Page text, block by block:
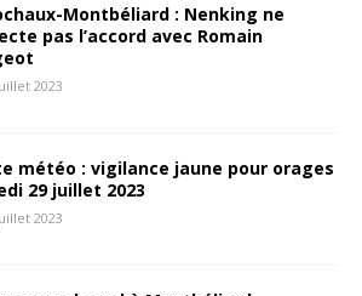
Montbéliard : Nenking ne
pas l’accord avec Romain
2023
météo : vigilance jaune pour orages
29 juillet 2023
2023